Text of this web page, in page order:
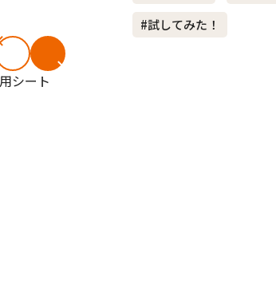
#共働き夫婦
#試してみた！